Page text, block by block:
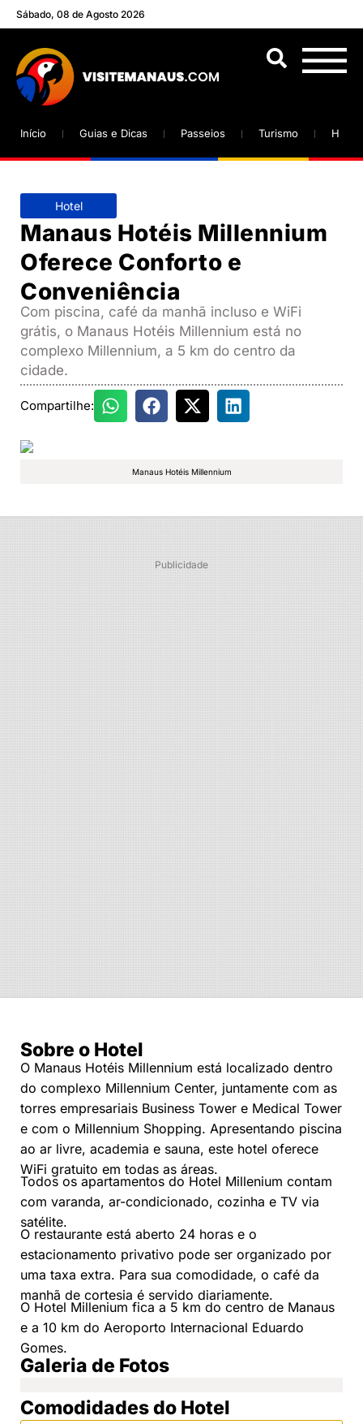
Sábado, 08 de Agosto 2026
Início Guias e Dicas Passeios Turismo Hotéis
Hotel
Manaus Hotéis Millennium
Oferece Conforto e
Conveniência
Com piscina, café da manhã incluso e WiFi
grátis, o Manaus Hotéis Millennium está no
complexo Millennium, a 5 km do centro da
cidade.
Compartilhe:
Manaus Hotéis Millennium
Publicidade
Sobre o Hotel
O Manaus Hotéis Millennium está localizado dentro
do complexo Millennium Center, juntamente com as
torres empresariais Business Tower e Medical Tower
e com o Millennium Shopping. Apresentando piscina
ao ar livre, academia e sauna, este hotel oferece
WiFi gratuito em todas as áreas.
Todos os apartamentos do Hotel Millenium contam
com varanda, ar-condicionado, cozinha e TV via
satélite.
O restaurante está aberto 24 horas e o
estacionamento privativo pode ser organizado por
uma taxa extra. Para sua comodidade, o café da
manhã de cortesia é servido diariamente.
O Hotel Millenium fica a 5 km do centro de Manaus
e a 10 km do Aeroporto Internacional Eduardo
Gomes.
Galeria de Fotos
Comodidades do Hotel